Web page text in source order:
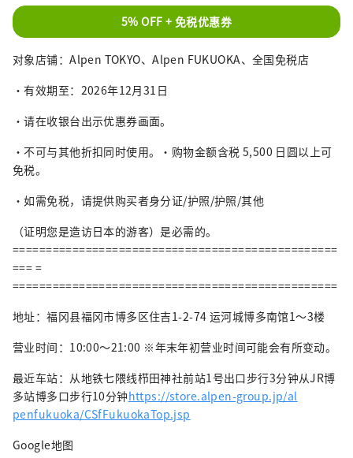
5% OFF + 免税优惠券
对象店铺：Alpen TOKYO、Alpen FUKUOKA、全国免税店
・有效期至：2026年12月31日
・请在收银台出示优惠券画面。
・不可与其他折扣同时使用。・购物金额含税 5,500 日圆以上可
免税。
・如需免税，请提供购买者身分证/护照/护照/其他
（证明您是造访日本的游客）是必需的。
=================================================
=== =
=================================================
地址：福冈县福冈市博多区住吉1-2-74 运河城博多南馆1～3楼
营业时间：10:00～21:00 ※年末年初营​​业时间可能会有所变动。
最近车站：从地铁七隈线栉田神社前站1号出口步行3分钟从JR博
多站博多口步行10分钟https://store.alpen-group.jp/al​​
penfukuoka/CSfFukuokaTop.jsp
Google地图